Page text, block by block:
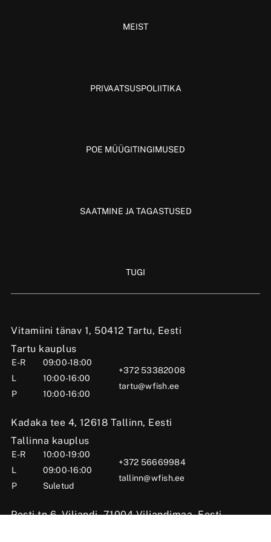
Vitamiini tänav 1, 50412 Tartu, Eesti
Tartu kauplus
E-R
09:00-18:00
L
10:00-16:00
P
10:00-16:00
+372 53382008
tartu@wfish.ee
Kadaka tee 4, 12618 Tallinn, Eesti
Tallinna kauplus
E-R
10:00-19:00
L
09:00-16:00
P
Suletud
+372 56669984
tallinn@wfish.ee
Posti tn 6, Viljandi, 71004 Viljandimaa, Eesti
MEIST
PRIVAATSUSPOLIITIKA
POE MÜÜGITINGIMUSED
SAATMINE JA TAGASTUSED
TUGI